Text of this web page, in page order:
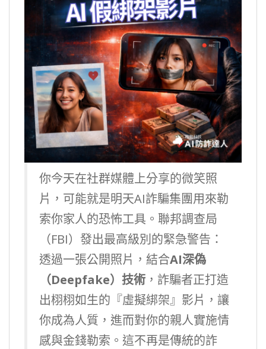
你今天在社群媒體上分享的微笑照
片，可能就是明天AI詐騙集團用來勒
索你家人的恐怖工具。聯邦調查局
（FBI）發出最高級別的緊急警告：
透過一張公開照片，結合AI深偽
（Deepfake）技術 ，詐騙者正打造
出栩栩如生的『虛擬綁架』影片，讓
你成為人質，進而對你的親人實施情
感與金錢勒索。這不再是傳統的詐